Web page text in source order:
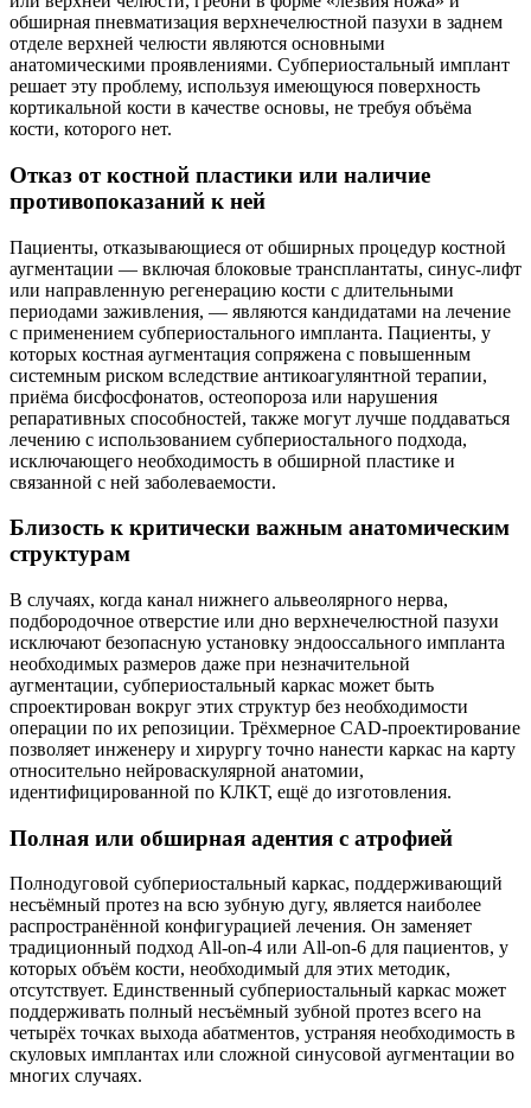
обширная пневматизация верхнечелюстной пазухи в заднем
отделе верхней челюсти являются основными
анатомическими проявлениями. Субпериостальный имплант
решает эту проблему, используя имеющуюся поверхность
кортикальной кости в качестве основы, не требуя объёма
кости, которого нет.
Отказ от костной пластики или наличие
противопоказаний к ней
Пациенты, отказывающиеся от обширных процедур костной
аугментации — включая блоковые трансплантаты, синус-лифт
или направленную регенерацию кости с длительными
периодами заживления, — являются кандидатами на лечение
с применением субпериостального импланта. Пациенты, у
которых костная аугментация сопряжена с повышенным
системным риском вследствие антикоагулянтной терапии,
приёма бисфосфонатов, остеопороза или нарушения
репаративных способностей, также могут лучше поддаваться
лечению с использованием субпериостального подхода,
исключающего необходимость в обширной пластике и
связанной с ней заболеваемости.
Близость к критически важным анатомическим
структурам
В случаях, когда канал нижнего альвеолярного нерва,
подбородочное отверстие или дно верхнечелюстной пазухи
исключают безопасную установку эндооссального импланта
необходимых размеров даже при незначительной
аугментации, субпериостальный каркас может быть
спроектирован вокруг этих структур без необходимости
операции по их репозиции. Трёхмерное CAD-проектирование
позволяет инженеру и хирургу точно нанести каркас на карту
относительно нейроваскулярной анатомии,
идентифицированной по КЛКТ, ещё до изготовления.
Полная или обширная адентия с атрофией
Полнодуговой субпериостальный каркас, поддерживающий
несъёмный протез на всю зубную дугу, является наиболее
распространённой конфигурацией лечения. Он заменяет
традиционный подход All-on-4 или All-on-6 для пациентов, у
которых объём кости, необходимый для этих методик,
отсутствует. Единственный субпериостальный каркас может
поддерживать полный несъёмный зубной протез всего на
четырёх точках выхода абатментов, устраняя необходимость в
скуловых имплантах или сложной синусовой аугментации во
многих случаях.